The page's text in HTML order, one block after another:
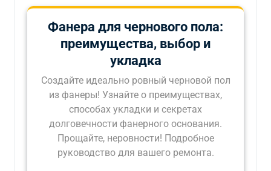
Фанера для чернового пола:
преимущества, выбор и
укладка
Создайте идеально ровный черновой пол
из фанеры! Узнайте о преимуществах,
способах укладки и секретах
долговечности фанерного основания.
Прощайте, неровности! Подробное
руководство для вашего ремонта.